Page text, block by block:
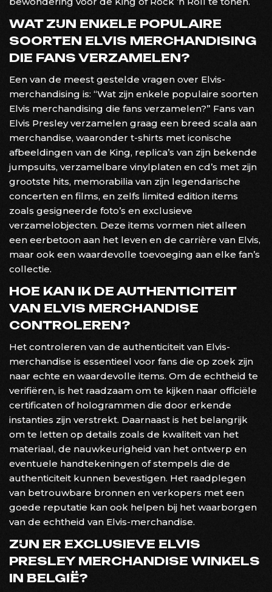
WAT ZIJN ENKELE POPULAIRE
SOORTEN ELVIS MERCHANDISING
DIE FANS VERZAMELEN?
Een van de meest gestelde vragen over Elvis-
merchandising is: “Wat zijn enkele populaire soorten
Elvis merchandising die fans verzamelen?” Fans van
Elvis Presley verzamelen graag een breed scala aan
merchandise, waaronder t-shirts met iconische
afbeeldingen van de King, replica’s van zijn bekende
jumpsuits, verzamelbare vinylplaten en cd’s met zijn
grootste hits, memorabilia van zijn legendarische
concerten en films, en zelfs limited edition items
zoals gesigneerde foto’s en exclusieve
verzamelobjecten. Deze items vormen niet alleen
een eerbetoon aan het leven en de carrière van Elvis,
maar ook een waardevolle toevoeging aan elke fan’s
collectie.
HOE KAN IK DE AUTHENTICITEIT
VAN ELVIS MERCHANDISE
CONTROLEREN?
Het controleren van de authenticiteit van Elvis-
merchandise is essentieel voor fans die op zoek zijn
naar echte en waardevolle items. Om de echtheid te
verifiëren, is het raadzaam om te kijken naar officiële
certificaten of hologrammen die door erkende
instanties zijn verstrekt. Daarnaast is het belangrijk
om te letten op details zoals de kwaliteit van het
materiaal, de nauwkeurigheid van het ontwerp en
eventuele handtekeningen of stempels die de
authenticiteit kunnen bevestigen. Het raadplegen
van betrouwbare bronnen en verkopers met een
goede reputatie kan ook helpen bij het waarborgen
van de echtheid van Elvis-merchandise.
ZIJN ER EXCLUSIEVE ELVIS
PRESLEY MERCHANDISE WINKELS
IN BELGIË?